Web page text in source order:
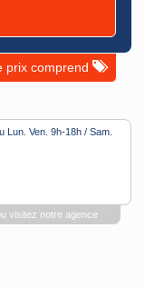
prix comprend
Lun. Ven. 9h-18h / Sam.
visitez notre agence